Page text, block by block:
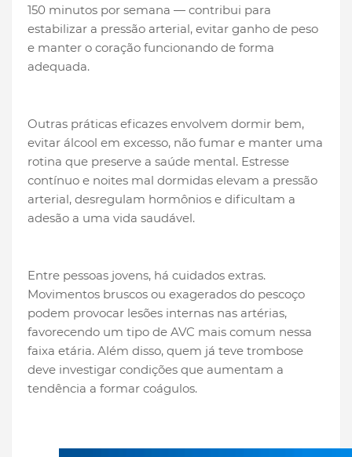
150 minutos por semana — contribui para
estabilizar a pressão arterial, evitar ganho de peso
e manter o coração funcionando de forma
adequada.
Outras práticas eficazes envolvem dormir bem,
evitar álcool em excesso, não fumar e manter uma
rotina que preserve a saúde mental. Estresse
contínuo e noites mal dormidas elevam a pressão
arterial, desregulam hormônios e dificultam a
adesão a uma vida saudável.
Entre pessoas jovens, há cuidados extras.
Movimentos bruscos ou exagerados do pescoço
podem provocar lesões internas nas artérias,
favorecendo um tipo de AVC mais comum nessa
faixa etária. Além disso, quem já teve trombose
deve investigar condições que aumentam a
tendência a formar coágulos.